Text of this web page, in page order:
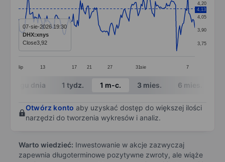
Line chart with 175 data points.
The chart has 1 X axis displaying categories.
The chart has 1 Y axis displaying values. Data
lip 13 17 21 27 31sie 7
3,75
3,90
4,05
4,20
4,13
07-sie-2026 19:30
DHX:xnys
Close3,92
End of interactive chart.
W ciągu dnia 1 tydz. 1 m-c. 3 mies. 6 mies.
Otwórz konto aby uzyskać dostęp do większej ilości
narzędzi do tworzenia wykresów i analiz.
Warto wiedzieć: Inwestowanie w akcje zazwyczaj
zapewnia długoterminowe pozytywne zwroty, ale wiąże